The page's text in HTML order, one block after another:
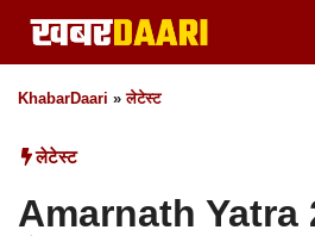
Skip
to
content
KhabarDaari »लेटेस्ट
लेटेस्ट
Amarnath Yatra